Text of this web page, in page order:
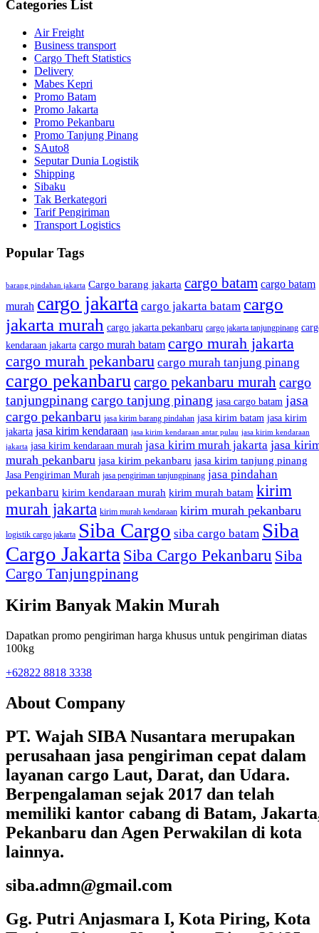
Categories List
Air Freight
Business transport
Cargo Theft Statistics
Delivery
Mabes Kepri
Promo Batam
Promo Jakarta
Promo Pekanbaru
Promo Tanjung Pinang
SAuto8
Seputar Dunia Logistik
Shipping
Sibaku
Tak Berkategori
Tarif Pengiriman
Transport Logistics
Popular Tags
barang pindahan jakarta Cargo barang jakarta cargo batam cargo batam
murah cargo jakarta cargo jakarta batam cargo
jakarta murah cargo jakarta pekanbaru cargo jakarta tanjungpinang
kendaraan jakarta cargo murah batam cargo murah jakarta
cargo murah pekanbaru cargo murah tanjung pinang
cargo pekanbaru cargo pekanbaru murah cargo
tanjungpinang cargo tanjung pinang jasa cargo batam jasa
cargo pekanbaru jasa kirim barang pindahan jasa kirim batam jasa kirim
jakarta jasa kirim kendaraan jasa kirim kendaraan antar pulau jasa kirim kendaraan
jakarta jasa kirim kendaraan murah jasa kirim murah jakarta jasa
murah pekanbaru jasa kirim pekanbaru jasa kirim tanjung pinang
Jasa Pengiriman Murah jasa pengiriman tanjungpinang jasa pindahan
pekanbaru kirim kendaraan murah kirim murah batam kirim
murah jakarta kirim murah kendaraan kirim murah pekanbaru
logistik cargo jakarta Siba Cargo siba cargo batam Siba
Cargo Jakarta Siba Cargo Pekanbaru Siba
Cargo Tanjungpinang
Kirim Banyak Makin Murah
Dapatkan promo pengiriman harga khusus untuk pengiriman diatas
100kg
+62822 8818 3338
About Company
PT. Wajah SIBA Nusantara merupakan
perusahaan jasa pengiriman cepat dalam
layanan cargo Laut, Darat, dan Udara.
Berpengalaman sejak 2017 dan telah
memiliki kantor cabang di Batam,
Pekanbaru dan Agen Perwakilan di kota
lainnya.
siba.admn@gmail.com
Gg. Putri Anjasmara I, Kota Piring, Kota